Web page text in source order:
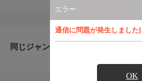
エラー
通信に問題が発生しました
OK
同じジャンルのおすすめ番組